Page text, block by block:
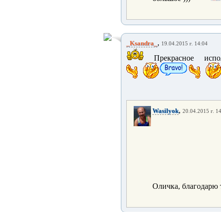
_Ksandra_ , 19.04.2015 г. 14:04
Прекрасное
Wasilyok, 20.04.2015 г.
Оличка, благодарю